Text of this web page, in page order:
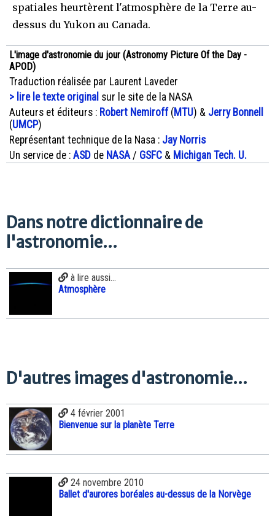
spatiales heurtèrent l'atmosphère de la Terre au-
dessus du Yukon au Canada.
L'image d'astronomie du jour (Astronomy Picture Of the Day -
APOD)
Traduction réalisée par Laurent Laveder
> lire le texte original sur le site de la NASA
Auteurs et éditeurs : Robert Nemiroff(MTU) & Jerry Bonnell
(UMCP)
Représentant technique de la Nasa : Jay Norris
Un service de : ASD de NASA / GSFC & Michigan Tech. U.
Dans notre dictionnaire de
l'astronomie...
à lire aussi...
Atmosphère
D'autres images d'astronomie...
4 février 2001
Bienvenue sur la planète Terre
24 novembre 2010
Ballet d'aurores boréales au-dessus de la Norvège